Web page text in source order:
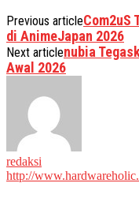
Previous articleCom2uS
di AnimeJapan 2026
Next articlenubia
Awal 2026
redaksi
http://